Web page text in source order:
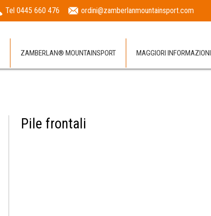
Tel 0445 660 476 ordini@zamberlanmountainsport.com
ZAMBERLAN® MOUNTAINSPORT MAGGIORI INFORMAZIONI
Pile frontali